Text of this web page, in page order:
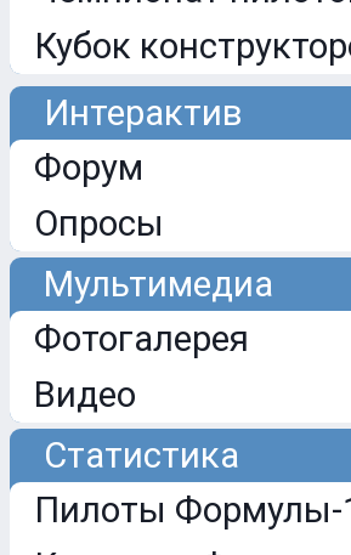
Кубок
Интерактив
Форум
Опросы
Мультимедиа
Фотогалерея
Видео
Статистика
Пилоты Формулы-